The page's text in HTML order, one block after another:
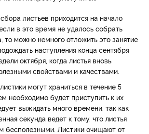
листьев приходится на начало
в это время не удалось собрать
то можно немного отложить это занятие
наступления конца сентября
октября, когда листья вновь
свойствами и качествами.
могут храниться в течение 5
необходимо будет приступить к их
выжидать много времени, так как
секунда ведет к тому, что листья
бесполезными. Листики очищают от